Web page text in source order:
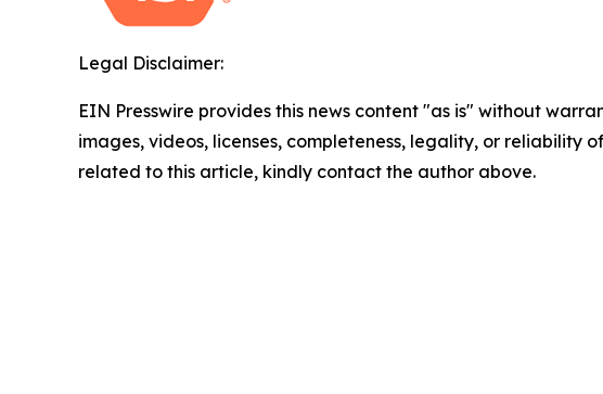
Legal Disclaimer:
EIN Presswire provides this news content "as is" without
images, videos, licenses, completeness, legality, or reliability
related to this article, kindly contact the author above.